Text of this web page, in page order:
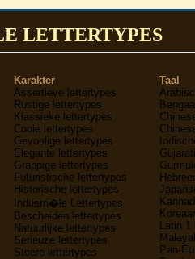
LETTERTYPES
Karakter
Assertieve lettertypes
Rustige lettertypes
Klassieke lettertypes
Coole lettertypes
Gevoelige lettertypes
Elegante lettertypes
Grappige lettertypes
Futuristische lettertypes
Historische lettertypes
Industri�le Lettertypes
Bescheiden lettertypes
Natuurlijke lettertypes
Serieuze lettertypes
Stoere lettertypes
Taal
Latin 1
Pan-